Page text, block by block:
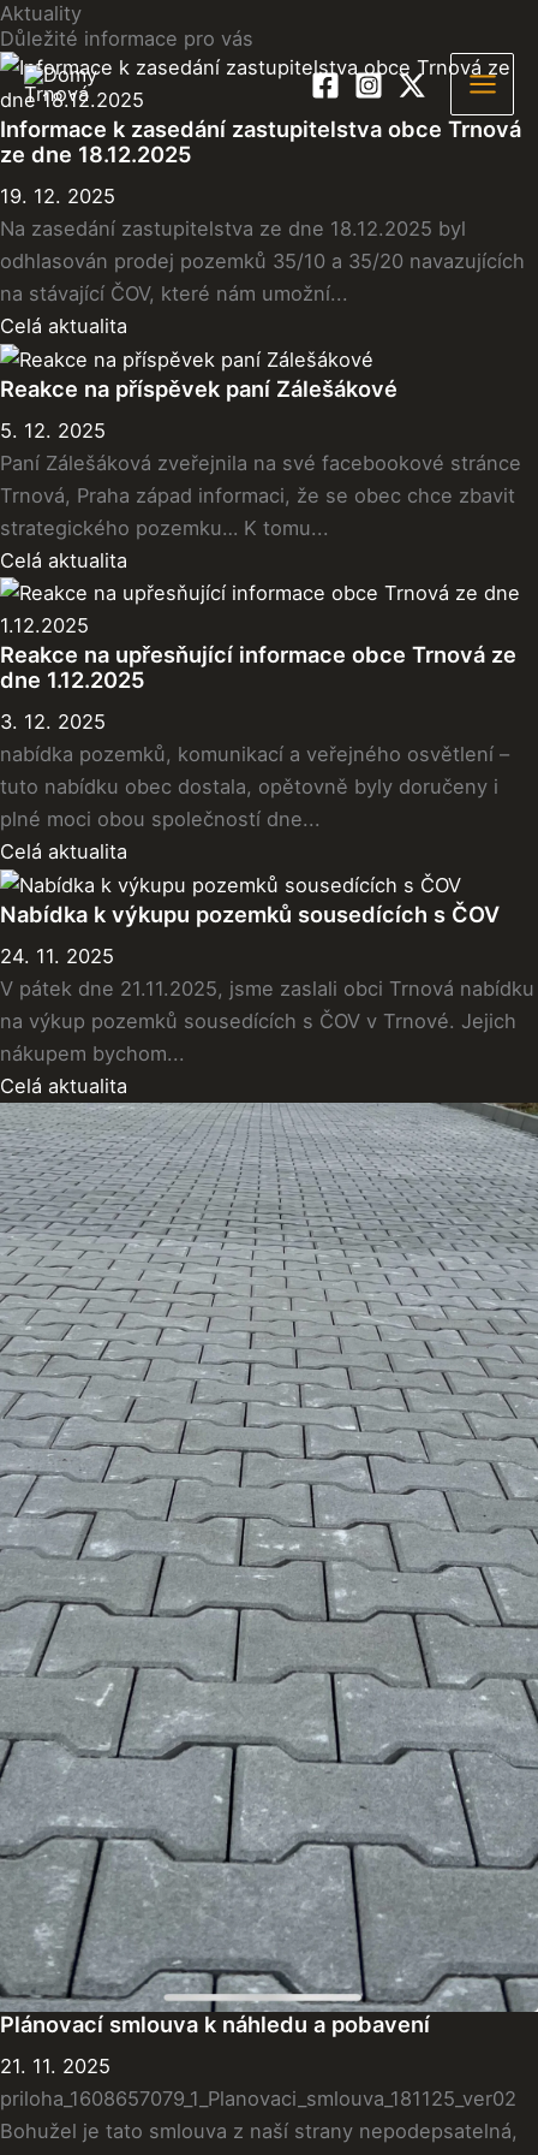
Přeskočit
na
obsah
Aktuality
Důležité informace pro vás
Informace k zasedání zastupitelstva obce Trnová
ze dne 18.12.2025
19. 12. 2025
Na zasedání zastupitelstva ze dne 18.12.2025 byl
odhlasován prodej pozemků 35/10 a 35/20 navazujících
na stávající ČOV, které nám umožní...
Celá aktualita
Reakce na příspěvek paní Zálešákové
5. 12. 2025
Paní Zálešáková zveřejnila na své facebookové stránce
Trnová, Praha západ informaci, že se obec chce zbavit
strategického pozemku… K tomu...
Celá aktualita
Reakce na upřesňující informace obce Trnová ze
dne 1.12.2025
3. 12. 2025
nabídka pozemků, komunikací a veřejného osvětlení –
tuto nabídku obec dostala, opětovně byly doručeny i
plné moci obou společností dne...
Celá aktualita
Nabídka k výkupu pozemků sousedících s ČOV
24. 11. 2025
V pátek dne 21.11.2025, jsme zaslali obci Trnová nabídku
na výkup pozemků sousedících s ČOV v Trnové. Jejich
nákupem bychom...
Celá aktualita
Plánovací smlouva k náhledu a pobavení
21. 11. 2025
priloha_1608657079_1_Planovaci_smlouva_181125_ver02
Bohužel je tato smlouva z naší strany nepodepsatelná,